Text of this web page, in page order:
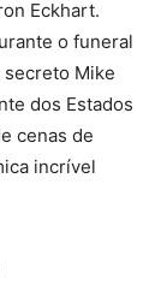
Eckhart.
o funeral
Mike
dos Estados
cenas de
incrível